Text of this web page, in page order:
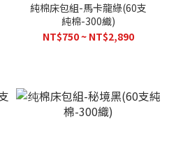
純棉床包組-馬卡龍綠(60支
純棉-300織)
NT$750 ~ NT$2,890